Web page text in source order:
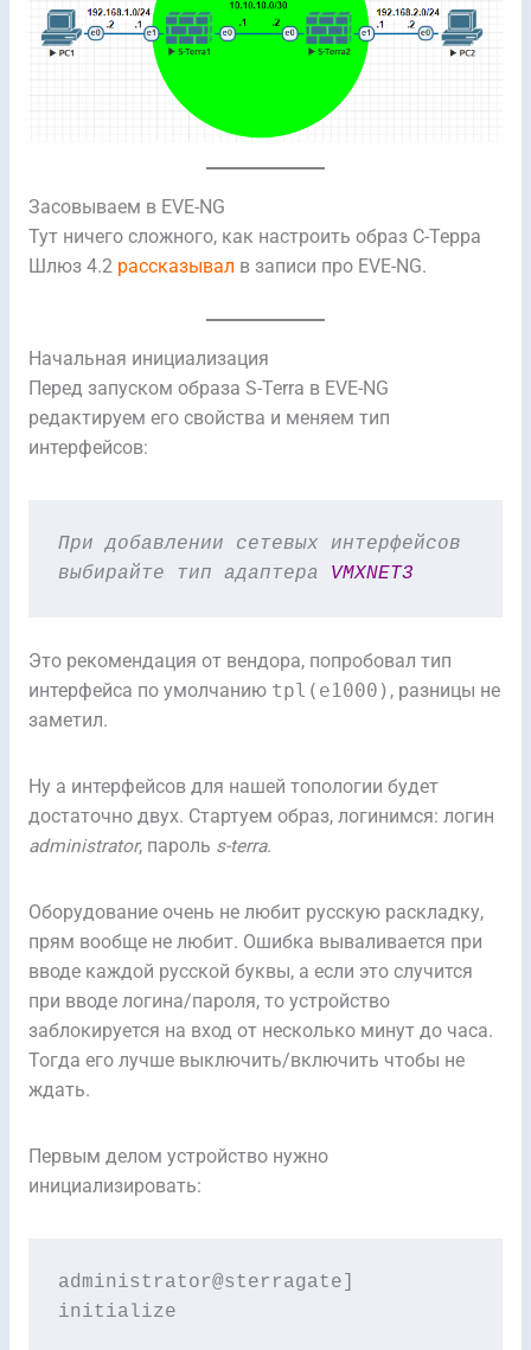
Засовываем в EVE-NG
Тут ничего сложного, как настроить образ С-Терра
Шлюз 4.2 рассказывал в записи про EVE-NG.
Начальная инициализация
Перед запуском образа S-Terra в EVE-NG
редактируем его свойства и меняем тип
интерфейсов:
При добавлении сетевых интерфейсов
выбирайте тип адаптера VMXNET3
Это рекомендация от вендора, попробовал тип
интерфейса по умолчанию tpl(e1000) , разницы не
заметил.
Ну а интерфейсов для нашей топологии будет
достаточно двух. Стартуем образ, логинимся: логин
administrator, пароль s-terra.
Оборудование очень не любит русскую раскладку,
прям вообще не любит. Ошибка вываливается при
вводе каждой русской буквы, а если это случится
при вводе логина/пароля, то устройство
заблокируется на вход от несколько минут до часа.
Тогда его лучше выключить/включить чтобы не
ждать.
Первым делом устройство нужно
инициализировать:
administrator@sterragate]
initialize